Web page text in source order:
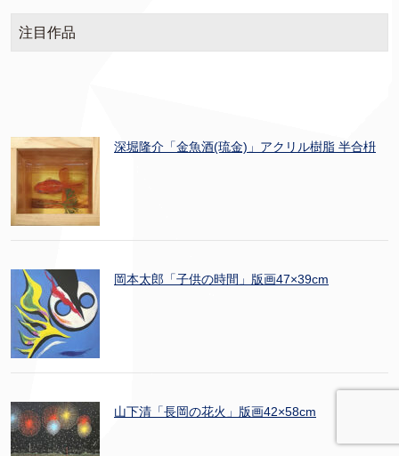
注目作品
深堀隆介「金魚酒(琉金)」アクリル樹脂 半合枡
岡本太郎「子供の時間」版画47×39cm
山下清「長岡の花火」版画42×58cm